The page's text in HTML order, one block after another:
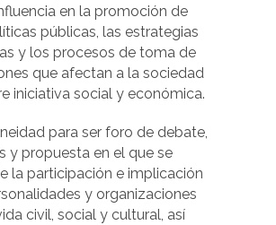
en la promoción de
públicas, las estrategias
y los procesos de toma de
que afectan a la sociedad
iniciativa social y económica.
para ser foro de debate,
y propuesta en el que se
la participación e implicación
y organizaciones
civil, social y cultural, así